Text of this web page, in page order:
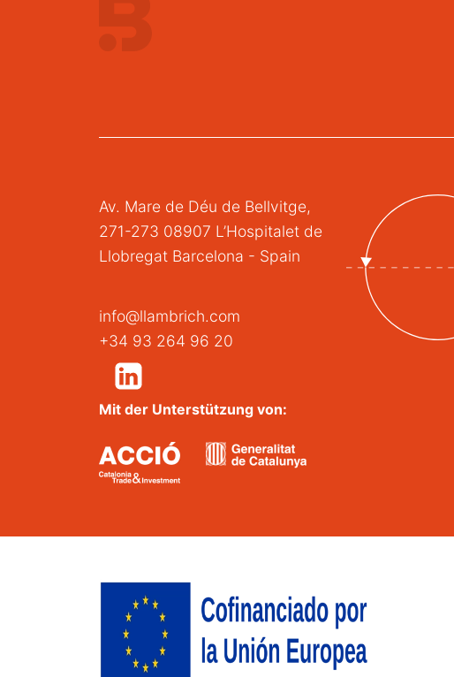
Av. Mare de Déu de Bellvitge,
271-273 08907 L’Hospitalet de
Llobregat Barcelona - Spain
info@llambrich.com
+34 93 264 96 20
Mit der Unterstützung von: